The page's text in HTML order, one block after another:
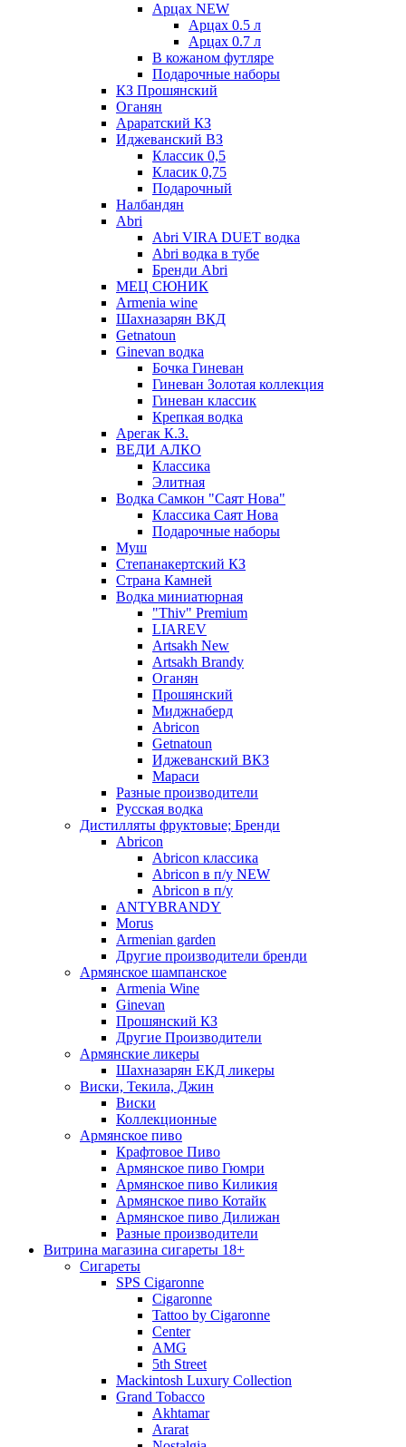
Арцах NEW
Арцах 0.5 л
Арцах 0.7 л
В кожаном футляре
Подарочные наборы
КЗ Прошянский
Оганян
Араратский КЗ
Иджеванский ВЗ
Классик 0,5
Класик 0,75
Подарочный
Налбандян
Abri
Abri VIRA DUET водка
Abri водка в тубе
Бренди Abri
МЕЦ СЮНИК
Armenia wine
Шахназарян ВКД
Getnatoun
Ginevan водка
Бочка Гиневан
Гиневан Золотая коллекция
Гиневан классик
Крепкая водка
Арегак К.З.
ВЕДИ АЛКО
Классика
Элитная
Водка Самкон "Саят Нова"
Классика Саят Нова
Подарочные наборы
Муш
Степанакертский КЗ
Страна Камней
Водка миниатюрная
"Thiv" Premium
LIAREV
Artsakh New
Artsakh Brandy
Оганян
Прошянский
Миджнаберд
Abricon
Getnatoun
Иджеванский ВКЗ
Мараси
Разные производители
Русская водка
Дистилляты фруктовые; Бренди
Abricon
Abricon классика
Abricon в п/у NEW
Abricon в п/у
ANTYBRANDY
Morus
Armenian garden
Другие производители бренди
Армянское шампанское
Armenia Wine
Ginevan
Прошянский КЗ
Другие Производители
Армянские ликеры
Шахназарян ЕКД ликеры
Виски, Текила, Джин
Виски
Коллекционные
Армянское пиво
Крафтовое Пиво
Армянское пиво Гюмри
Армянское пиво Киликия
Армянское пиво Котайк
Армянское пиво Дилижан
Разные производители
Витрина магазина сигареты 18+
Cигареты
SPS Cigaronne
Сigaronne
Tattoo by Cigaronne
Center
AMG
5th Street
Mackintosh Luxury Collection
Grand Tobacco
Akhtamar
Ararat